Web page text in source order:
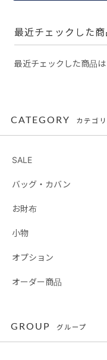
最近チェックした商
最近チェックした商品は
CATEGORY カテゴ
SALE
バッグ・カバン
お財布
小物
オプション
オーダー商品
GROUP グループ